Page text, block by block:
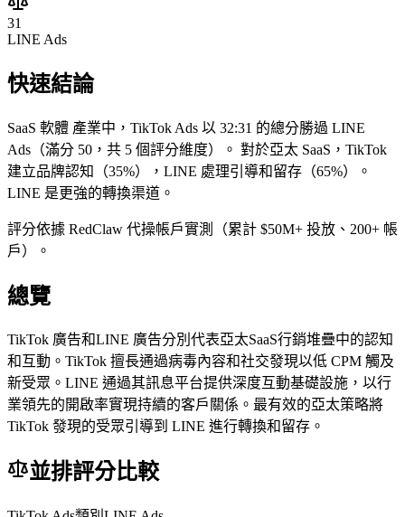
31
LINE Ads
快速結論
SaaS 軟體 產業中，TikTok Ads 以 32:31 的總分勝過 LINE
Ads（滿分 50，共 5 個評分維度）。 對於亞太 SaaS，TikTok
建立品牌認知（35%），LINE 處理引導和留存（65%）。
LINE 是更強的轉換渠道。
評分依據 RedClaw 代操帳戶實測（累計 $50M+ 投放、200+ 帳
戶）。
總覽
TikTok 廣告和LINE 廣告分別代表亞太SaaS行銷堆疊中的認知
和互動。TikTok 擅長通過病毒內容和社交發現以低 CPM 觸及
新受眾。LINE 通過其訊息平台提供深度互動基礎設施，以行
業領先的開啟率實現持續的客戶關係。最有效的亞太策略將
TikTok 發現的受眾引導到 LINE 進行轉換和留存。
並排評分比較